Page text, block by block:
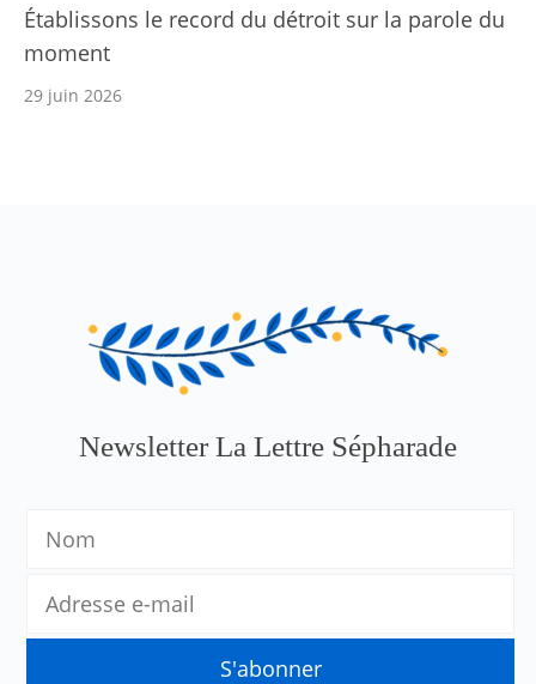
Établissons le record du détroit sur la parole du
moment
29 juin 2026
Newsletter La Lettre Sépharade